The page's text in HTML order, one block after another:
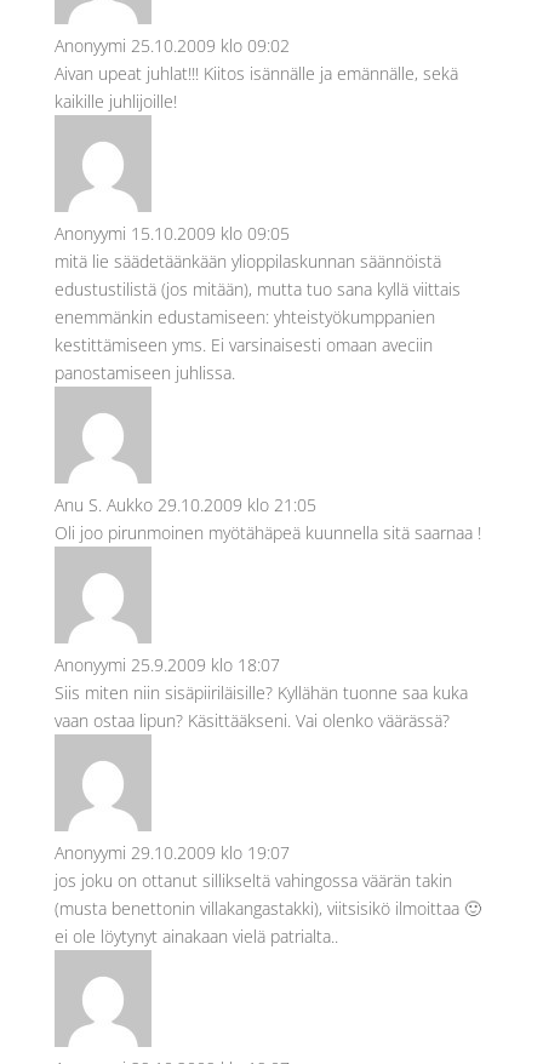
Anonyymi 25.10.2009 klo 09:02
Aivan upeat juhlat!!! Kiitos isännälle ja emännälle, sekä
kaikille juhlijoille!
Anonyymi 15.10.2009 klo 09:05
mitä lie säädetäänkään ylioppilaskunnan säännöistä
edustustilistä (jos mitään), mutta tuo sana kyllä viittais
enemmänkin edustamiseen: yhteistyökumppanien
kestittämiseen yms. Ei varsinaisesti omaan aveciin
panostamiseen juhlissa.
Anu S. Aukko 29.10.2009 klo 21:05
Oli joo pirunmoinen myötähäpeä kuunnella sitä saarnaa !
Anonyymi 25.9.2009 klo 18:07
Siis miten niin sisäpiiriläisille? Kyllähän tuonne saa kuka
vaan ostaa lipun? Käsittääkseni. Vai olenko väärässä?
Anonyymi 29.10.2009 klo 19:07
jos joku on ottanut sillikseltä vahingossa väärän takin
(musta benettonin villakangastakki), viitsisikö ilmoittaa 🙂
ei ole löytynyt ainakaan vielä patrialta..